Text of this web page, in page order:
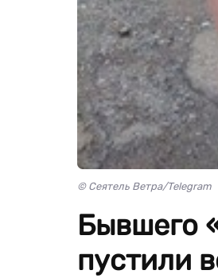
© Сеятель Ветра/Telegram
Бывшего
пустили